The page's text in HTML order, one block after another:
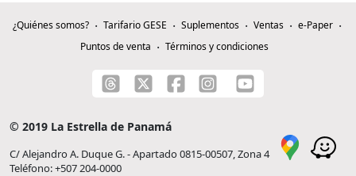
¿Quiénes somos? Tarifario GESE Suplementos Ventas
e-Paper
Puntos de venta
Términos y condiciones
© 2019 La Estrella de Panamá
C/ Alejandro A. Duque G. - Apartado 0815-00507, Zona 4
Teléfono: +507 204-0000